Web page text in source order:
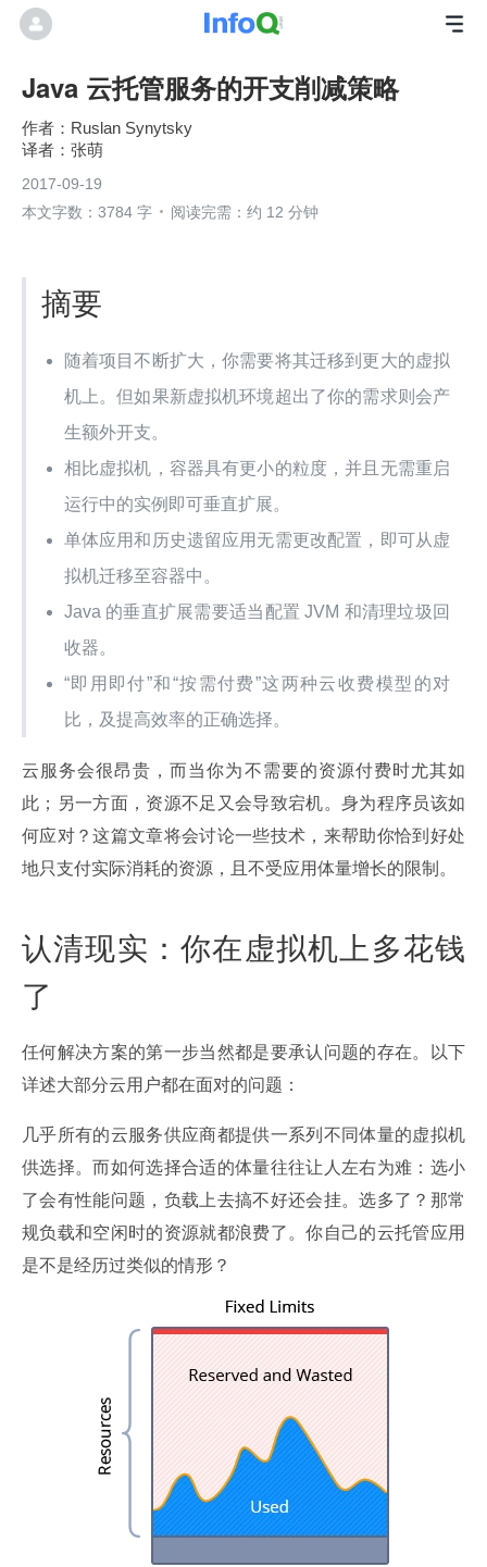
Java 云托管服务的开支削减策略
Ruslan Synytsky
张萌
2017-09-19
本文字数：3784 字
阅读完需：约 12 分钟
摘要
随着项目不断扩大，你需要将其迁移到更大的虚拟
机上。但如果新虚拟机环境超出了你的需求则会产
生额外开支。
相比虚拟机，容器具有更小的粒度，并且无需重启
运行中的实例即可垂直扩展。
单体应用和历史遗留应用无需更改配置，即可从虚
拟机迁移至容器中。
Java 的垂直扩展需要适当配置 JVM 和清理垃圾回
收器。
“即用即付”和“按需付费”这两种云收费模型的对
比，及提高效率的正确选择。
云服务会很昂贵，而当你为不需要的资源付费时尤其如
此；另一方面，资源不足又会导致宕机。身为程序员该如
何应对？这篇文章将会讨论一些技术，来帮助你恰到好处
地只支付实际消耗的资源，且不受应用体量增长的限制。
认清现实：你在虚拟机上多花钱
了
任何解决方案的第一步当然都是要承认问题的存在。以下
详述大部分云用户都在面对的问题：
几乎所有的云服务供应商都提供一系列不同体量的虚拟机
供选择。而如何选择合适的体量往往让人左右为难：选小
了会有性能问题，负载上去搞不好还会挂。选多了？那常
规负载和空闲时的资源就都浪费了。你自己的云托管应用
是不是经历过类似的情形？